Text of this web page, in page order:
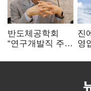
반도체공학회
“연구개발직 주
개선해야”
진
영
상